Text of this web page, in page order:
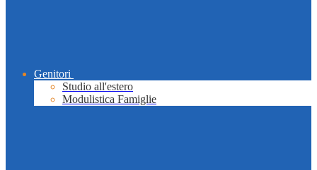
Genitori
Studio all'estero
Modulistica Famiglie